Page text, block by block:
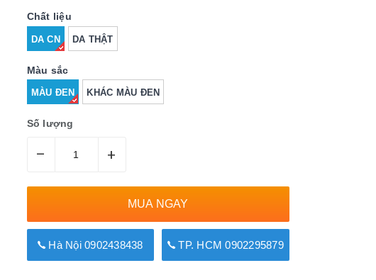
Chất liệu
DA CN DA THẬT
Màu sắc
MÀU ĐEN KHÁC MÀU ĐEN
Số lượng
– +
MUA NGAY
Hà Nội 0902438438 TP. HCM 0902295879